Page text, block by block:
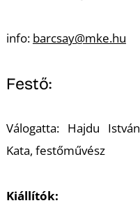
info: barcsay@mke.hu
Festő:
Válogatta: Hajdu
Kata, festőművész
Kiállítók: